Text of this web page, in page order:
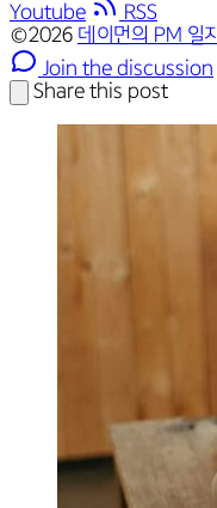
Youtube
RSS
©2026 데이먼의 PM 일지
Join the discussion
Share this post